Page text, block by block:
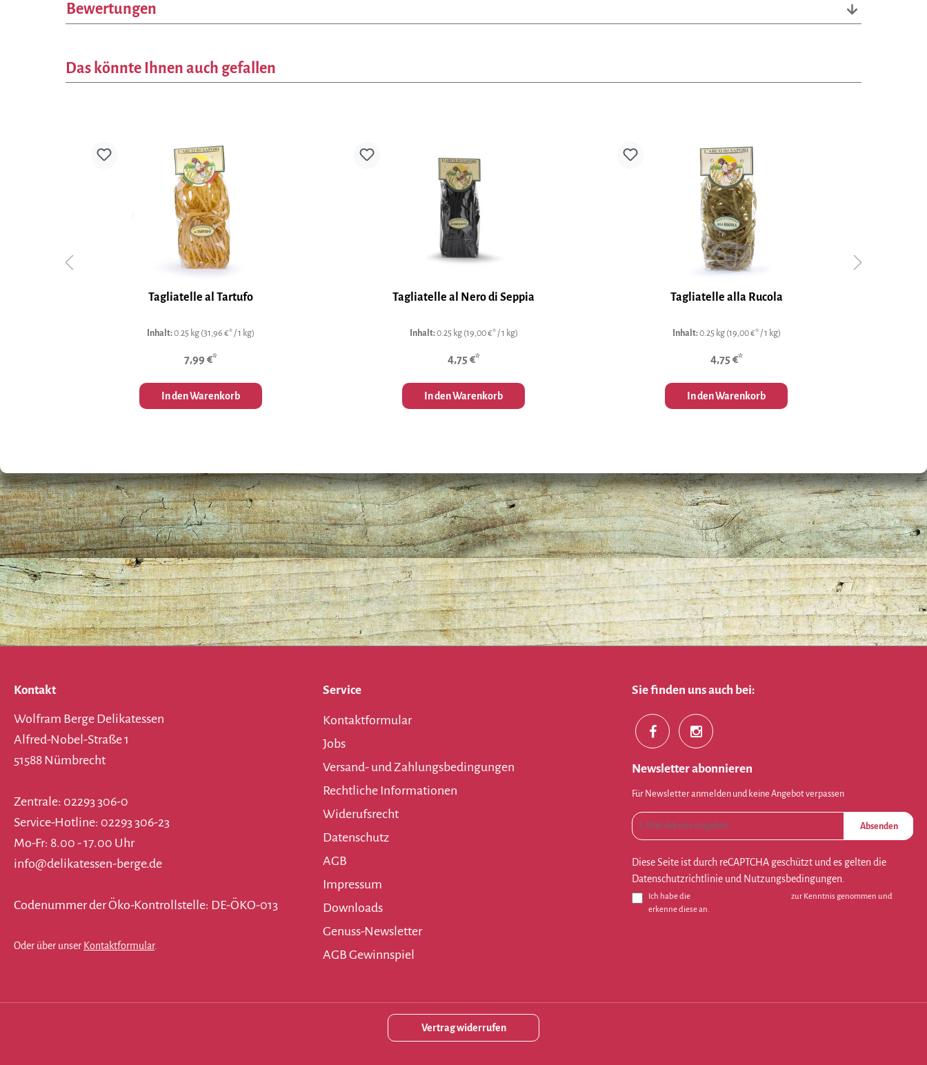
Bewertungen
Das könnte Ihnen auch gefallen
Tagliatelle al Tartufo
Inhalt:0.25 kg (31,96 €* / 1 kg)
7,99 €*
In den Warenkorb
Tagliatelle al Nero di Seppia
Inhalt:0.25 kg (19,00 €* / 1 kg)
4,75 €*
In den Warenkorb
Tagliatelle alla Rucola
Inhalt:0.25 kg (19,00 €* / 1 kg)
4,75 €*
In den Warenkorb
Kontakt
Wolfram Berge Delikatessen
Alfred-Nobel-Straße 1
51588 Nümbrecht
Zentrale: 02293 306-0
Service-Hotline: 02293 306-23
Mo-Fr: 8.00 - 17.00 Uhr
info@delikatessen-berge.de
Codenummer der Öko-Kontrollstelle: DE-ÖKO-013
Oder über unser Kontaktformular.
Service
Kontaktformular
Jobs
Versand- und Zahlungsbedingungen
Rechtliche Informationen
Widerufsrecht
Datenschutz
AGB
Impressum
Downloads
Genuss-Newsletter
AGB Gewinnspiel
Sie finden uns auch bei:
Newsletter abonnieren
Für Newsletter anmelden und keine Angebot verpassen
Absenden
Diese Seite ist durch reCAPTCHA geschützt und es gelten die
Datenschutzrichtlinie und Nutzungsbedingungen
Ich habe die
zur Kenntnis genommen und
erkenne diese an.
Vertrag widerrufen